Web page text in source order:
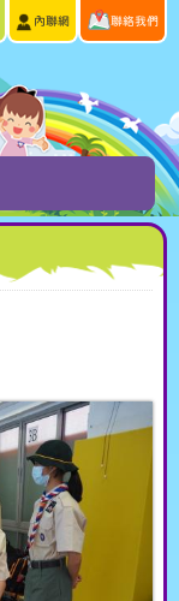
內聯網 聯絡我們